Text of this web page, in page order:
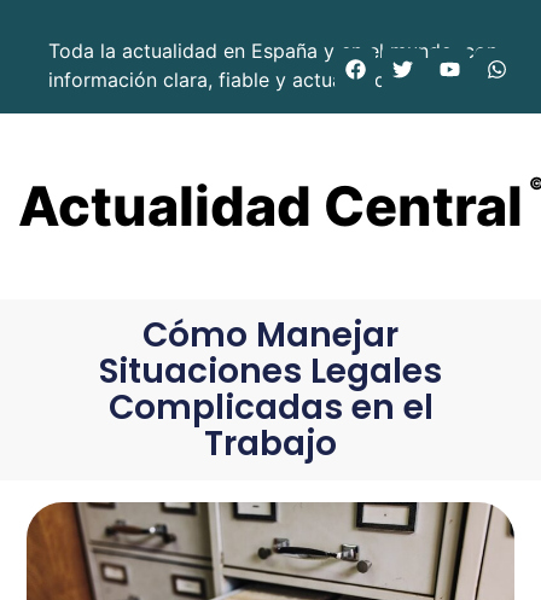
Toda la actualidad en España y en el mundo, con
información clara, fiable y actualizada.
Actualidad Central
Cómo Manejar
Situaciones Legales
Complicadas en el
Trabajo